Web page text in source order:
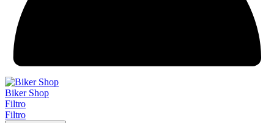
Biker Shop
Filtro
Filtro